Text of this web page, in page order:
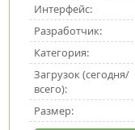
Интерфейс:
Разработчик:
Категория:
Загрузок (сегодня/
всего):
Размер: